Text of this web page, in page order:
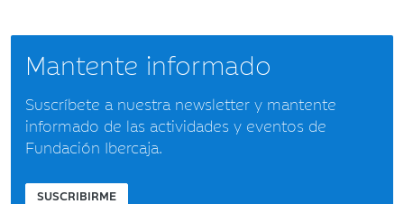
Mantente informado
Suscríbete a nuestra newsletter y mantente
informado de las actividades y eventos de
Fundación Ibercaja.
SUSCRIBIRME